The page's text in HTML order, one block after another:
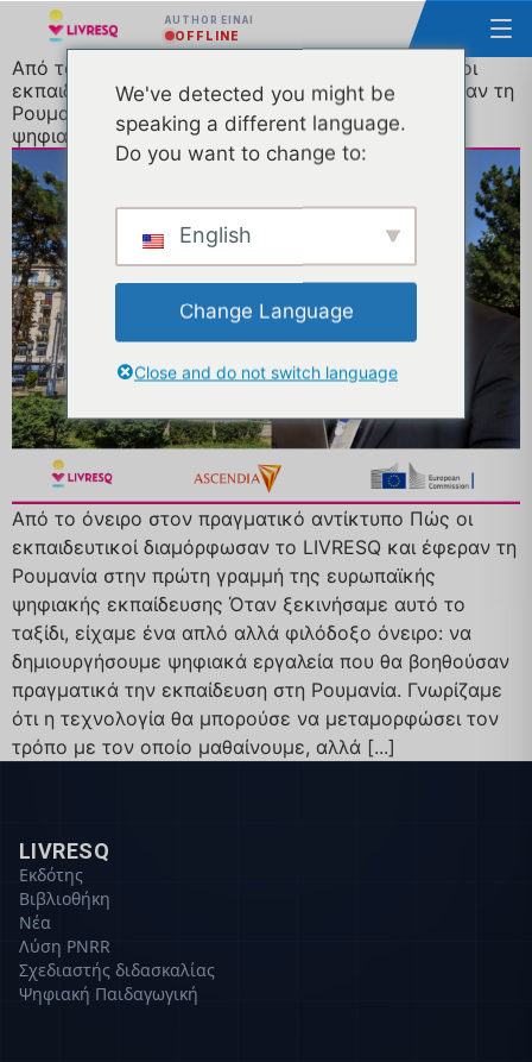
AUTHOR ΕΊΝΑΙ
OFFLINE
Από το όνειρο στον πραγματικό αντίκτυπο: Πώς οι
εκπαιδευτικοί διαμόρφωσαν το LIVRESQ και έβαλαν τη
Ρουμανία στην πρώτη γραμμή της ευρωπαϊκής
ψηφιακής εκπαίδευσης
Από το όνειρο στον πραγματικό αντίκτυπο Πώς οι
εκπαιδευτικοί διαμόρφωσαν το LIVRESQ και έφεραν τη
Ρουμανία στην πρώτη γραμμή της ευρωπαϊκής
ψηφιακής εκπαίδευσης Όταν ξεκινήσαμε αυτό το
ταξίδι, είχαμε ένα απλό αλλά φιλόδοξο όνειρο: να
δημιουργήσουμε ψηφιακά εργαλεία που θα βοηθούσαν
πραγματικά την εκπαίδευση στη Ρουμανία. Γνωρίζαμε
ότι η τεχνολογία θα μπορούσε να μεταμορφώσει τον
τρόπο με τον οποίο μαθαίνουμε, αλλά [...]
LIVRESQ
Εκδότης
Βιβλιοθήκη
Νέα
Λύση PNRR
Σχεδιαστής διδασκαλίας
Ψηφιακή Παιδαγωγική
We've detected you might be
speaking a different language.
Do you want to change to:
English
Change Language
Close and do not switch language